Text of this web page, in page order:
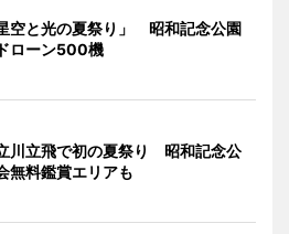
空と光の夏祭り」 昭和記念公園
ローン500機
川立飛で初の夏祭り 昭和記念公
無料鑑賞エリアも